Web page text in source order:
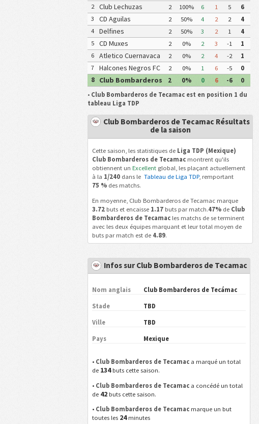
2
Club Lechuzas
UPGCH
2 100% 6 1 5
6
3
CD Aguilas
Universidad
Autonoma de
Guerrero
2 50% 4 2 2
4
4
Delfines
Coatzacoalcos
2 50% 3 2 1
4
5
CD Muxes 2 0% 2 3 -1
1
6
Atletico Cuernavaca
Tigres Yautepec
2 0% 2 4 -2
1
7
Halcones Negros FC 2 0% 1 6 -5
0
8
Club Bombarderos
de Tecamac
2 0% 0 6 -6
0
• Club Bombarderos de Tecamac est en position 1 du
tableau Liga TDP
Club Bombarderos de Tecamac Résultats
de la saison
Cette saison, les statistiques de Liga TDP (Mexique)
Club Bombarderos de Tecamacmontrent qu'ils
obtiennent un Excellentglobal, les plaçant actuellement
à la 1/240dans le Tableau de Liga TDP, remportant
75 %des matchs.
En moyenne, Club Bombarderos de Tecamac marque
3.72buts et encaisse 1.17buts par match.47%de Club
Bombarderos de Tecamacles matchs de se terminent
avec les deux équipes marquant et leur total moyen de
buts par match est de 4.89.
Infos sur Club Bombarderos de Tecamac
Nom anglais Club Bombarderos de Tecámac
Stade TBD
Ville TBD
Pays Mexique
• Club Bombarderos de Tecamac a marqué un total
de 134buts cette saison.
• Club Bombarderos de Tecamac a concédé un total
de 42 buts cette saison.
• Club Bombarderos de Tecamac marque un but
toutes les 24minutes